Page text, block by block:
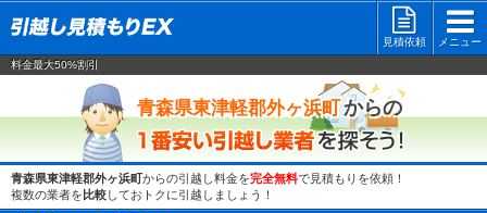
見積依頼
メニュー
料金最大50%割引
青森県東津軽郡外ヶ浜町からの
青森県東津軽郡外ヶ浜町からの引越し料金を完全無料で見積もりを依頼！
複数の業者を 比較しておトクに引越しましょう！